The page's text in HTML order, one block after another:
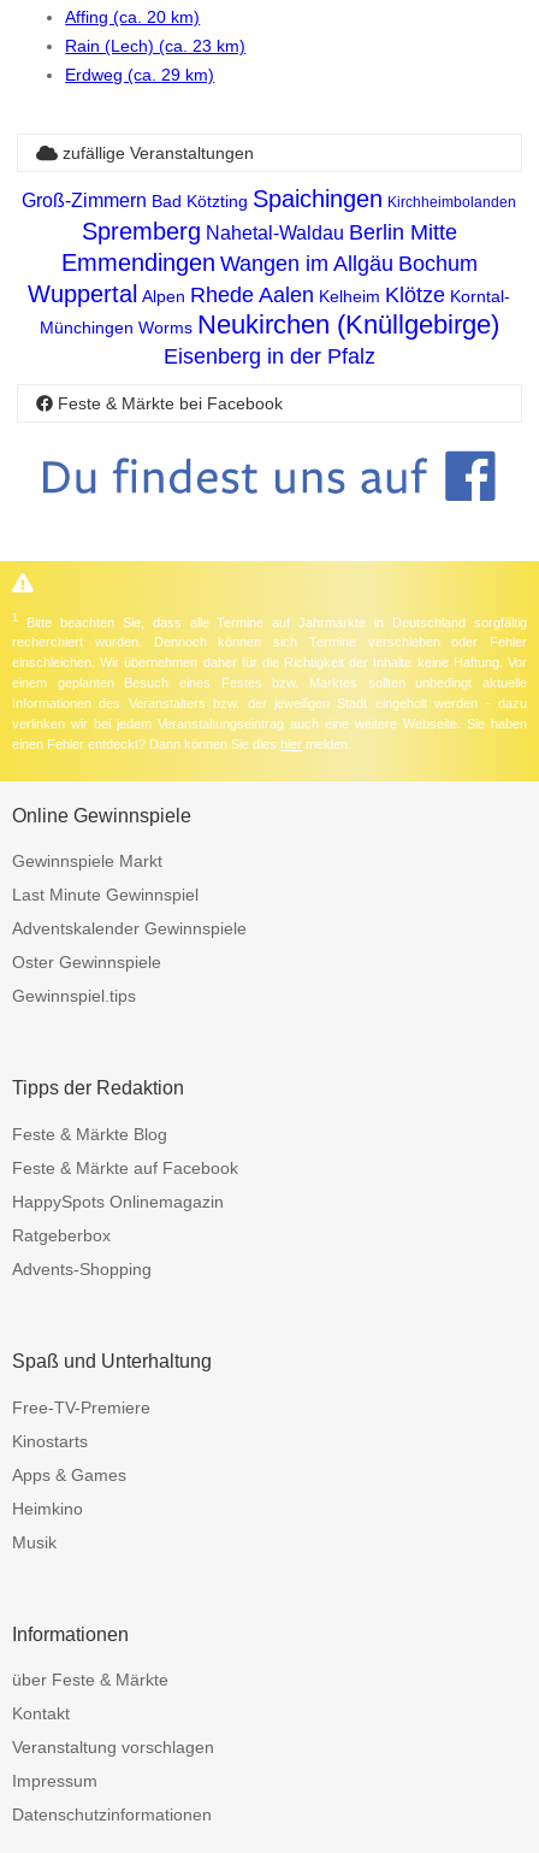
Affing (ca. 20 km)
Rain (Lech) (ca. 23 km)
Erdweg (ca. 29 km)
zufällige Veranstaltungen
Groß-Zimmern Bad Kötzting Spaichingen Kirchheimbolanden
Spremberg Nahetal-Waldau Berlin Mitte
Emmendingen Wangen im Allgäu Bochum
Wuppertal Alpen Rhede Aalen Kelheim Klötze Korntal-
Münchingen Worms Neukirchen (Knüllgebirge)
Eisenberg in der Pfalz
Feste & Märkte bei Facebook
1
Bitte beachten Sie, dass alle Termine auf Jahrmärkte in Deutschland sorgfältig
recherchiert wurden. Dennoch können sich Termine verschieben oder Fehler
einschleichen. Wir übernehmen daher für die Richtigkeit der Inhalte keine Haftung. Vor
einem geplanten Besuch eines Festes bzw. Marktes sollten unbedingt aktuelle
Informationen des Veranstalters bzw. der jeweiligen Stadt eingeholt werden - dazu
verlinken wir bei jedem Veranstaltungseintrag auch eine weitere Webseite. Sie haben
einen Fehler entdeckt? Dann können Sie dies hier melden.
Online Gewinnspiele
Gewinnspiele Markt
Last Minute Gewinnspiel
Adventskalender Gewinnspiele
Oster Gewinnspiele
Gewinnspiel.tips
Tipps der Redaktion
Feste & Märkte Blog
Feste & Märkte auf Facebook
HappySpots Onlinemagazin
Ratgeberbox
Advents-Shopping
Spaß und Unterhaltung
Free-TV-Premiere
Kinostarts
Apps & Games
Heimkino
Musik
Informationen
über Feste & Märkte
Kontakt
Veranstaltung vorschlagen
Impressum
Datenschutzinformationen